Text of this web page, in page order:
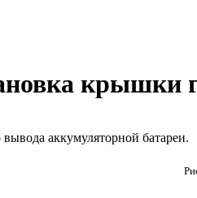
крышки
аккумуляторной батареи.